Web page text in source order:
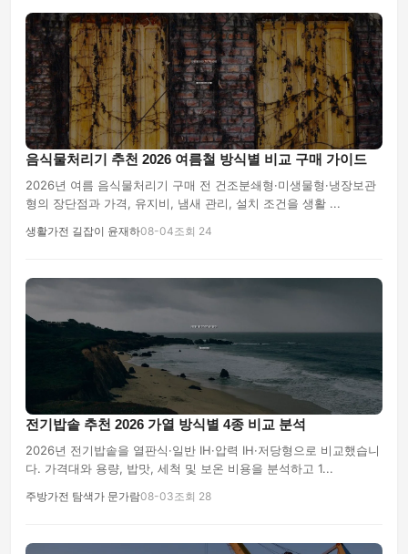
음식물처리기 추천 2026 여름철 방식별 비교 구매 가이드
2026년 여름 음식물처리기 구매 전 건조분쇄형·미생물형·냉장보관
형의 장단점과 가격, 유지비, 냄새 관리, 설치 조건을 생활 ...
생활가전 길잡이 윤재하08-04조회 24
전기밥솥 추천 2026 가열 방식별 4종 비교 분석
2026년 전기밥솥을 열판식·일반 IH·압력 IH·저당형으로 비교했습니
다. 가격대와 용량, 밥맛, 세척 및 보온 비용을 분석하고 1...
주방가전 탐색가 문가람08-03조회 28